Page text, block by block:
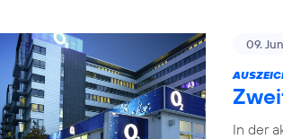
09.
In der